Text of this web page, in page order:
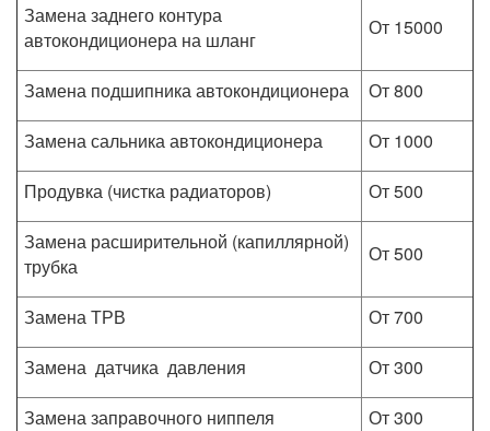
Замена заднего контура
автокондиционера на шланг
От 15000
Замена подшипника автокондиционера
От 800
Замена сальника автокондиционера
От 1000
Продувка (чистка радиаторов)
От 500
Замена расширительной (капиллярной)
трубка
От 500
Замена ТРВ
От 700
Замена датчика давления
От 300
Замена заправочного ниппеля
От 300